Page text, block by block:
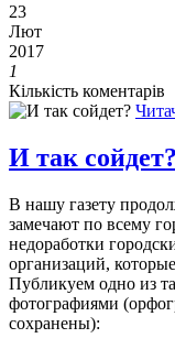
23
Лют
2017
1
Кількість коментарів
И так сойдет?
В нашу газету
замечают по всему
недоработки
организаций,
Публикуем одно из
фотографиями
сохранены):